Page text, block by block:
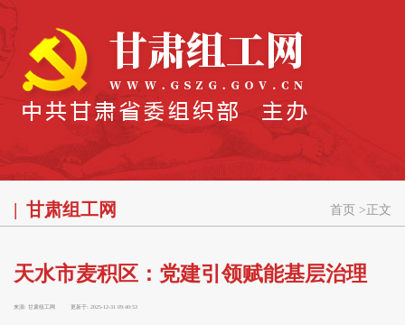
甘肃组工网 首页 > 正文
天水市麦积区：党建引领赋能基层治理
来源: 甘肃组工网 更新于: 2025-12-31 09:40:53